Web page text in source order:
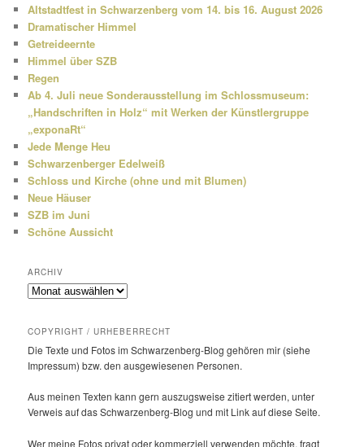
n
Altstadtfest in Schwarzenberg vom 14. bis 16. August 2026
Dramatischer Himmel
Getreideernte
Himmel über SZB
Regen
Ab 4. Juli neue Sonderausstellung im Schlossmuseum:
„Handschriften in Holz“ mit Werken der Künstlergruppe
„exponaRt“
Jede Menge Heu
Schwarzenberger Edelweiß
Schloss und Kirche (ohne und mit Blumen)
Neue Häuser
SZB im Juni
Schöne Aussicht
ARCHIV
Archiv
COPYRIGHT / URHEBERRECHT
Die Texte und Fotos im Schwarzenberg-Blog gehören mir (siehe
Impressum) bzw. den ausge­wie­senen Personen.
Aus meinen Texten kann gern auszugs­weise zitiert werden, unter
Verweis auf das Schwarzenberg-Blog und mit Link auf diese Seite.
Wer meine Fotos privat oder kommer­ziell verwenden möchte, fragt